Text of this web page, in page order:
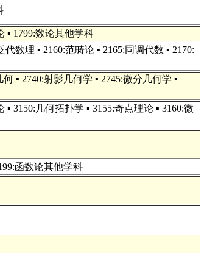
▪ 1799:数论其他学科
代数理 ▪ 2160:范畴论 ▪ 2165:同调代数 ▪ 2170:
▪ 2740:射影几何学 ▪ 2745:微分几何学 ▪
3150:几何拓扑学 ▪ 3155:奇点理论 ▪ 3160:微
函数论其他学科